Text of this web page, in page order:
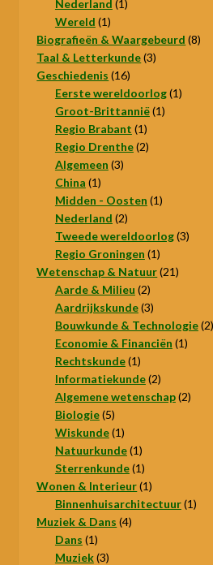
Nederland 1
Wereld 11
product
Biografieën & Waargebeurd 88
Taal & Letterkunde 33
Geschiedenis 1616
producten
Eerste wereldoorlog 11
Groot-Brittannië 11
Regio Brabant 11
product
Regio Drenthe 22
Algemeen 33
China 11
product
Midden - Oosten 11
Nederland 22
producten
Tweede wereldoorlog 33
Regio Groningen 11
product
Wetenschap & Natuur 2121
Aarde & Milieu 22
producten
Aardrijkskunde 33
producten
Bouwkunde & Technologie 22
Economie & Financiën 11
Rechtskunde 11
product
Informatiekunde 22
producten
Algemene wetenschap 22
Biologie 55
producten
Wiskunde 11
product
Natuurkunde 11
product
Sterrenkunde 11
product
Wonen & Interieur 11
product
Binnenhuisarchitectuur 11
Muziek & Dans 44
Dans 11
product
Muziek 33